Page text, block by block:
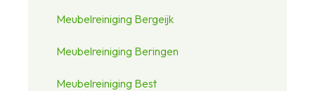
Meubelreiniging Bergeijk
Meubelreiniging Beringen
Meubelreiniging Best